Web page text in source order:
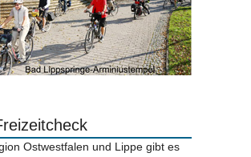
Ostwestfalen und Lippe gibt es